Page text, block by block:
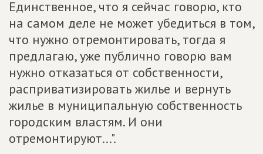
Единственное, что я сейчас говорю, кто
на самом деле не может убедиться в том,
что нужно отремонтировать, тогда я
предлагаю, уже публично говорю вам
нужно отказаться от собственности,
расприватизировать жилье и вернуть
жилье в муниципальную собственность
городским властям. И они
отремонтируют...".